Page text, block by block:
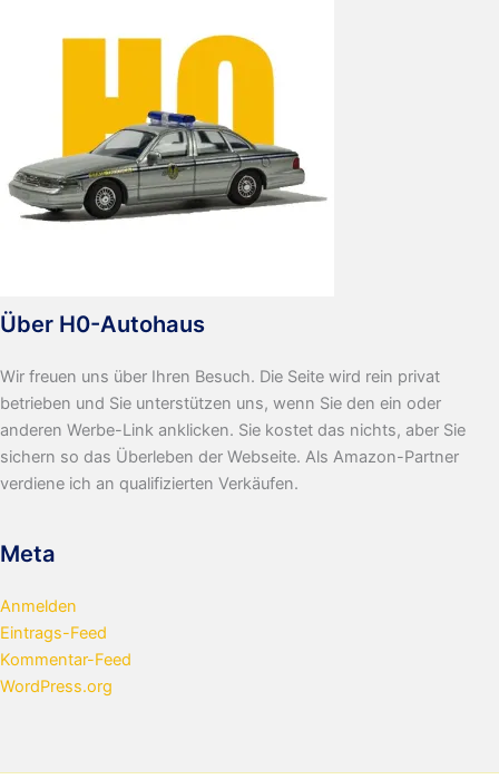
Über H0-Autohaus
Wir freuen uns über Ihren Besuch. Die Seite wird rein privat
betrieben und Sie unterstützen uns, wenn Sie den ein oder
anderen Werbe-Link anklicken. Sie kostet das nichts, aber Sie
sichern so das Überleben der Webseite. Als Amazon-Partner
verdiene ich an qualifizierten Verkäufen.
Meta
Anmelden
Eintrags-Feed
Kommentar-Feed
WordPress.org